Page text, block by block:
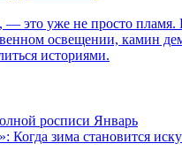
это уже не просто пламя.
освещении, камин
историями.
росписи Январь
Когда зима становится